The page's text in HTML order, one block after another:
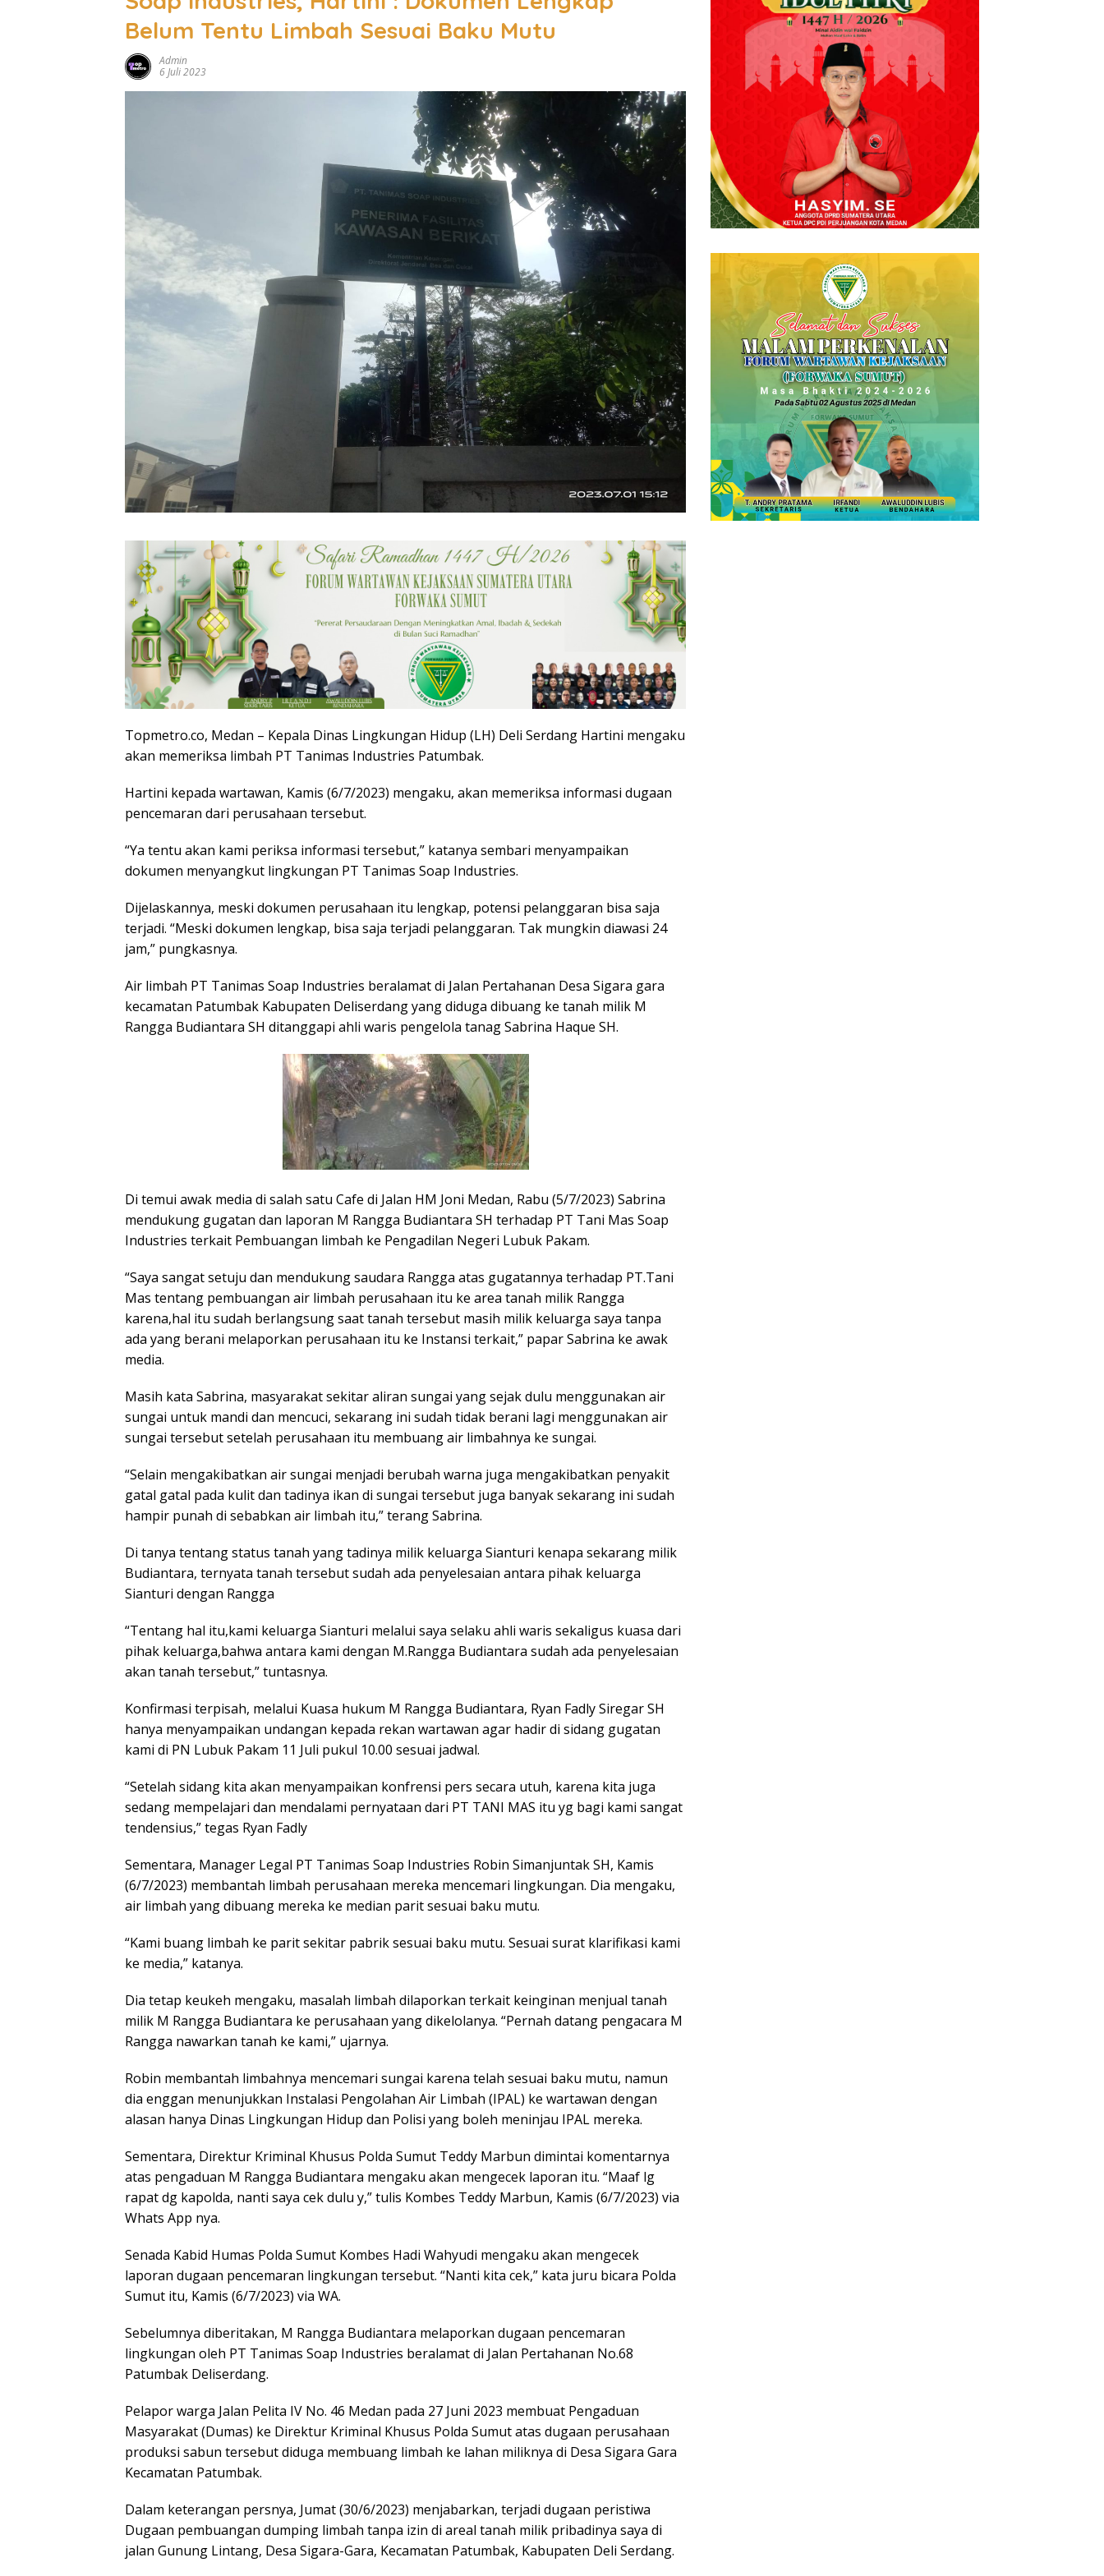
Belum Tentu Limbah Sesuai Baku Mutu
Admin
6 Juli 2023
Topmetro.co, Medan – Kepala Dinas Lingkungan Hidup (LH) Deli Serdang Hartini mengaku
akan memeriksa limbah PT Tanimas Industries Patumbak.
Hartini kepada wartawan, Kamis (6/7/2023) mengaku, akan memeriksa informasi dugaan
pencemaran dari perusahaan tersebut.
“Ya tentu akan kami periksa informasi tersebut,” katanya sembari menyampaikan
dokumen menyangkut lingkungan PT Tanimas Soap Industries.
Dijelaskannya, meski dokumen perusahaan itu lengkap, potensi pelanggaran bisa saja
terjadi. “Meski dokumen lengkap, bisa saja terjadi pelanggaran. Tak mungkin diawasi 24
jam,” pungkasnya.
Air limbah PT Tanimas Soap Industries beralamat di Jalan Pertahanan Desa Sigara gara
kecamatan Patumbak Kabupaten Deliserdang yang diduga dibuang ke tanah milik M
Rangga Budiantara SH ditanggapi ahli waris pengelola tanag Sabrina Haque SH.
Di temui awak media di salah satu Cafe di Jalan HM Joni Medan, Rabu (5/7/2023) Sabrina
mendukung gugatan dan laporan M Rangga Budiantara SH terhadap PT Tani Mas Soap
Industries terkait Pembuangan limbah ke Pengadilan Negeri Lubuk Pakam.
“Saya sangat setuju dan mendukung saudara Rangga atas gugatannya terhadap PT.Tani
Mas tentang pembuangan air limbah perusahaan itu ke area tanah milik Rangga
karena,hal itu sudah berlangsung saat tanah tersebut masih milik keluarga saya tanpa
ada yang berani melaporkan perusahaan itu ke Instansi terkait,” papar Sabrina ke awak
media.
Masih kata Sabrina, masyarakat sekitar aliran sungai yang sejak dulu menggunakan air
sungai untuk mandi dan mencuci, sekarang ini sudah tidak berani lagi menggunakan air
sungai tersebut setelah perusahaan itu membuang air limbahnya ke sungai.
“Selain mengakibatkan air sungai menjadi berubah warna juga mengakibatkan penyakit
gatal gatal pada kulit dan tadinya ikan di sungai tersebut juga banyak sekarang ini sudah
hampir punah di sebabkan air limbah itu,” terang Sabrina.
Di tanya tentang status tanah yang tadinya milik keluarga Sianturi kenapa sekarang milik
Budiantara, ternyata tanah tersebut sudah ada penyelesaian antara pihak keluarga
Sianturi dengan Rangga
“Tentang hal itu,kami keluarga Sianturi melalui saya selaku ahli waris sekaligus kuasa dari
pihak keluarga,bahwa antara kami dengan M.Rangga Budiantara sudah ada penyelesaian
akan tanah tersebut,” tuntasnya.
Konfirmasi terpisah, melalui Kuasa hukum M Rangga Budiantara, Ryan Fadly Siregar SH
hanya menyampaikan undangan kepada rekan wartawan agar hadir di sidang gugatan
kami di PN Lubuk Pakam 11 Juli pukul 10.00 sesuai jadwal.
“Setelah sidang kita akan menyampaikan konfrensi pers secara utuh, karena kita juga
sedang mempelajari dan mendalami pernyataan dari PT TANI MAS itu yg bagi kami sangat
tendensius,” tegas Ryan Fadly
Sementara, Manager Legal PT Tanimas Soap Industries Robin Simanjuntak SH, Kamis
(6/7/2023) membantah limbah perusahaan mereka mencemari lingkungan. Dia mengaku,
air limbah yang dibuang mereka ke median parit sesuai baku mutu.
“Kami buang limbah ke parit sekitar pabrik sesuai baku mutu. Sesuai surat klarifikasi kami
ke media,” katanya.
Dia tetap keukeh mengaku, masalah limbah dilaporkan terkait keinginan menjual tanah
milik M Rangga Budiantara ke perusahaan yang dikelolanya. “Pernah datang pengacara M
Rangga nawarkan tanah ke kami,” ujarnya.
Robin membantah limbahnya mencemari sungai karena telah sesuai baku mutu, namun
dia enggan menunjukkan Instalasi Pengolahan Air Limbah (IPAL) ke wartawan dengan
alasan hanya Dinas Lingkungan Hidup dan Polisi yang boleh meninjau IPAL mereka.
Sementara, Direktur Kriminal Khusus Polda Sumut Teddy Marbun dimintai komentarnya
atas pengaduan M Rangga Budiantara mengaku akan mengecek laporan itu. “Maaf lg
rapat dg kapolda, nanti saya cek dulu y,” tulis Kombes Teddy Marbun, Kamis (6/7/2023) via
Whats App nya.
Senada Kabid Humas Polda Sumut Kombes Hadi Wahyudi mengaku akan mengecek
laporan dugaan pencemaran lingkungan tersebut. “Nanti kita cek,” kata juru bicara Polda
Sumut itu, Kamis (6/7/2023) via WA.
Sebelumnya diberitakan, M Rangga Budiantara melaporkan dugaan pencemaran
lingkungan oleh PT Tanimas Soap Industries beralamat di Jalan Pertahanan No.68
Patumbak Deliserdang.
Pelapor warga Jalan Pelita IV No. 46 Medan pada 27 Juni 2023 membuat Pengaduan
Masyarakat (Dumas) ke Direktur Kriminal Khusus Polda Sumut atas dugaan perusahaan
produksi sabun tersebut diduga membuang limbah ke lahan miliknya di Desa Sigara Gara
Kecamatan Patumbak.
Dalam keterangan persnya, Jumat (30/6/2023) menjabarkan, terjadi dugaan peristiwa
Dugaan pembuangan dumping limbah tanpa izin di areal tanah milik pribadinya saya di
jalan Gunung Lintang, Desa Sigara-Gara, Kecamatan Patumbak, Kabupaten Deli Serdang.